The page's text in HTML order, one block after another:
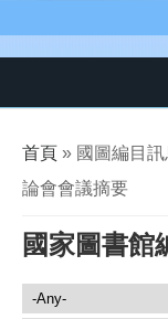
您在這裡
首頁 » 國圖編目
論會會議摘要
國家圖書館
國圖編目訊息